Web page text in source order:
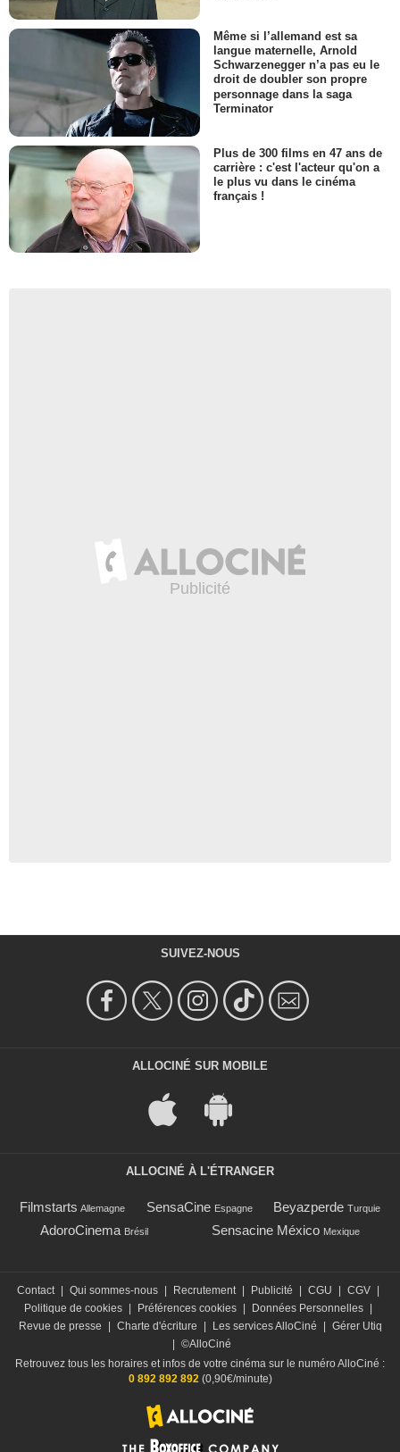
Même si l’allemand est sa
langue maternelle, Arnold
Schwarzenegger n’a pas eu le
droit de doubler son propre
personnage dans la saga
Terminator
Plus de 300 films en 47 ans de
carrière : c'est l'acteur qu'on a
le plus vu dans le cinéma
français !
SUIVEZ-NOUS
ALLOCINÉ SUR MOBILE
ALLOCINÉ À L'ÉTRANGER
Filmstarts Allemagne SensaCine Espagne Beyazperde Turquie
AdoroCinema Brésil Sensacine México Mexique
Contact Qui sommes-nous Recrutement Publicité CGU CGV
Politique de cookies
Préférences cookies Données Personnelles
Revue de presse
Charte d'écriture Les services AlloCiné
Gérer Utiq
©AlloCiné
Retrouvez tous les horaires et infos de votre cinéma sur le numéro AlloCiné :
0 892 892 892(0,90€/minute)